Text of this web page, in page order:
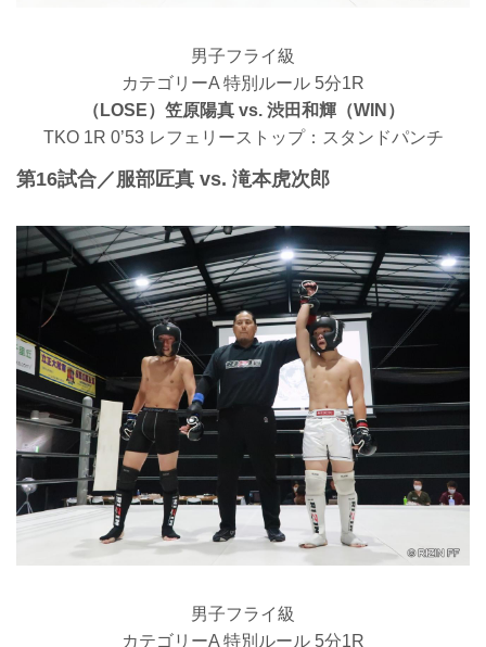
男子フライ級
カテゴリーA 特別ルール 5分1R
（LOSE）笠原陽真 vs. 渋田和輝（WIN）
TKO 1R 0’53 レフェリーストップ：スタンドパンチ
第16試合／服部匠真 vs. 滝本虎次郎
男子フライ級
カテゴリーA 特別ルール 5分1R